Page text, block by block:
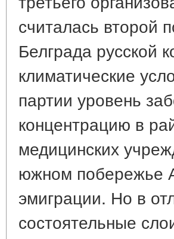
считалась второй
Белграда русской
климатические
партии уровень
концентрацию в
медицинских
южном побережье
эмиграции. Но в
состоятельные